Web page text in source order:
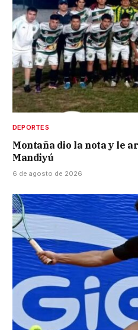
DEPORTES
Montaña dio la nota y le
Mandiyú
6 de agosto de 2026